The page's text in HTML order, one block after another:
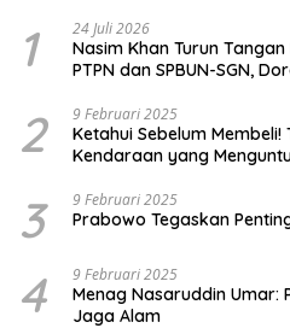
1 24 Juli 2026
Nasim Khan Turun
PTPN dan SPBUN-SGN,
2 9 Februari 2025
Ketahui Sebelum Membeli!
Kendaraan yang
3 9 Februari 2025
Prabowo Tegaskan
4 9 Februari 2025
Menag Nasaruddin Umar:
Jaga Alam